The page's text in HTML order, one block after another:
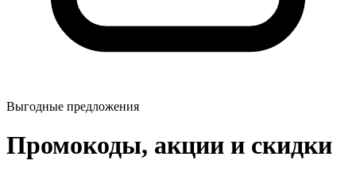
Выгодные предложения
Промокоды, акции и скидки